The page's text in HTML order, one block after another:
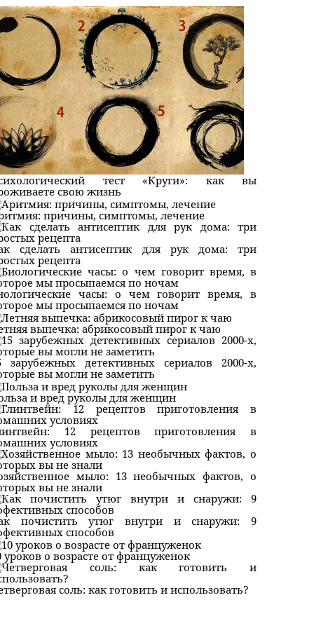
тест «Круги»: как вы
свою жизнь
причины, симптомы, лечение
сделать антисептик для рук дома: три
рецепта
часы: о чем говорит время, в
мы просыпаемся по ночам
выпечка: абрикосовый пирог к чаю
зарубежных детективных сериалов 2000-х,
вы могли не заметить
и вред руколы для женщин
12 рецептов приготовления в
условиях
мыло: 13 необычных фактов, о
вы не знали
почистить утюг внутри и снаружи: 9
способов
уроков о возрасте от француженок
соль: как готовить и использовать?